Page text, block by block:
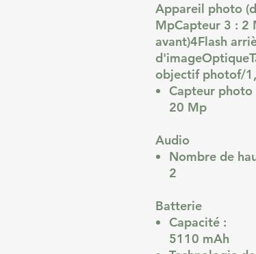
Appareil photo
MpCapteur 3 : 2
avant)4Flash
objectif photof/
Capteur
20 Mp
Audio
Nombre de
2
Batterie
Capacité :
5110 mAh